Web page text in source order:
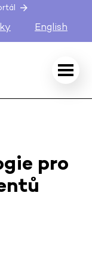
English
pro